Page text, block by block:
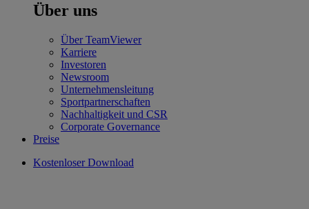
Über uns
Über TeamViewer
Karriere
Investoren
Newsroom
Unternehmensleitung
Sportpartnerschaften
Nachhaltigkeit und CSR
Corporate Governance
Preise
Kostenloser Download